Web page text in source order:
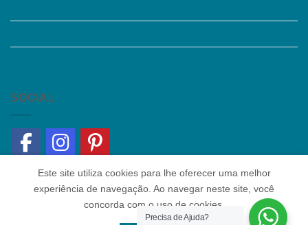
SOCIAL
Precisa de Ajuda?
Este site utiliza cookies para lhe oferecer uma melhor
experiência de navegação. Ao navegar neste site, você
concorda com o uso de cookies.